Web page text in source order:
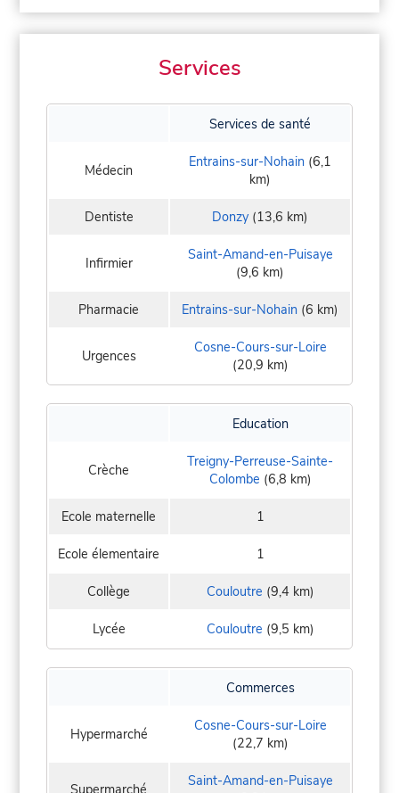
Services
Services de santé
Médecin Entrains-sur-Nohain (6,1
km)
Dentiste Donzy (13,6 km)
Infirmier
Saint-Amand-en-Puisaye
(9,6 km)
Pharmacie Entrains-sur-Nohain (6 km)
Urgences
Cosne-Cours-sur-Loire
(20,9 km)
Education
Crèche
Treigny-Perreuse-Sainte-
Colombe (6,8 km)
Ecole maternelle 1
Ecole élementaire 1
Collège Couloutre (9,4 km)
Lycée Couloutre (9,5 km)
Commerces
Hypermarché
Cosne-Cours-sur-Loire
(22,7 km)
Saint-Amand-en-Puisaye